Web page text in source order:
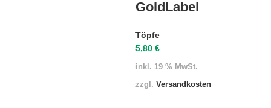
GoldLabel
Töpfe
5,80 €
inkl. 19 % MwSt.
zzgl. Versandkosten